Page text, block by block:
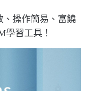
、操作簡易、富饒
學習工具！